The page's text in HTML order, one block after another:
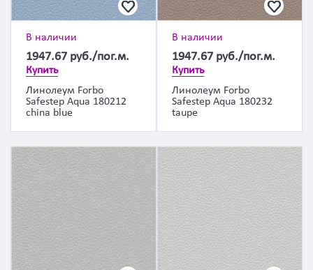
В наличии
1947.67 руб./пог.м.
Купить
Линолеум Forbo
Safestep Aqua 180212
china blue
В наличии
1947.67 руб./пог.м.
Купить
Линолеум Forbo
Safestep Aqua 180232
taupe